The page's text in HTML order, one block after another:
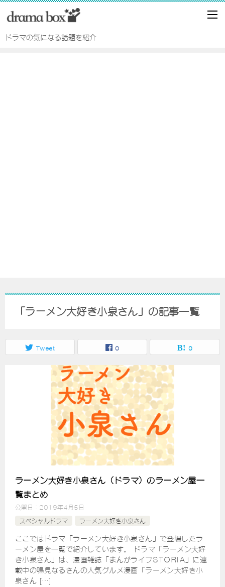
ドラマの気になる話題を紹介
「ラーメン大好き小泉さん」の記事一覧
Tweet 0 0
ラーメン大好き小泉さん（ドラマ）のラーメン屋一
覧まとめ
公開日： 2019年4月5日
スペシャルドラマ
ラーメン大好き小泉さん
ここではドラマ「ラーメン大好き小泉さん」で登場したラ
ーメン屋を一覧で紹介しています。 ドラマ「ラーメン大好
き小泉さん」は、漫画雑誌「まんがライフSTORIA」に連
載中の鳴見なるさんの人気グルメ漫画「ラーメン大好き小
泉さん […]